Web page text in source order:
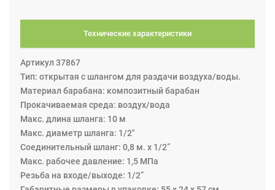
вытягивания и сматывания шланга. Катушка может
пол. Минимальная высота установки над уровнем пола
составляет 2,5 м. Катушка оснащена пружинным
приводом для автоматического сматывания шланга и
храповым механизмом фиксации. Вытягивая шланг, при
каждом обороте можно зафиксировать его в сегменте
храповика. Дальнейшее вытягивание шланга
освобождает защёлку храпового механизма, и шланг
наматывается на катушку автоматически под
действием пружины.
На катушке намотан шланг 10 м. х 1/2", который
Технические характеристики
Артикул 37867
Тип: открытая с шлангом для раздачи воздуха/воды.
Материал барабана: композитный барабан
Прокачиваемая среда: воздух/вода
Maкс. длина шланга: 10 м
Maкс. диаметр шланга: 1/2"
Соединительный шланг: 0,8 м. x 1/2”
Maкс. рабочее давление: 1,5 МПа
Резьба на входе/выходе: 1/2”